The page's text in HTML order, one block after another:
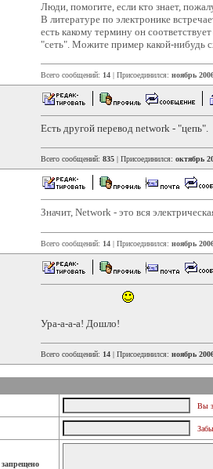
Люди, помогите, если кто знает,
В литературе по электронике
есть какому термину он
"сеть". Можите пример какой-нибудь
Всего сообщений: 14 | Присоединился: ноябрь
Есть другой перевод network - "цепь".
Всего сообщений: 835 | Присоединился: октябрь
Значит, Network - это вся
Всего сообщений: 14 | Присоединился: ноябрь
Ура-а-а-а! Дошло!
Всего сообщений: 14 | Присоединился: ноябрь
Вы
запрещено